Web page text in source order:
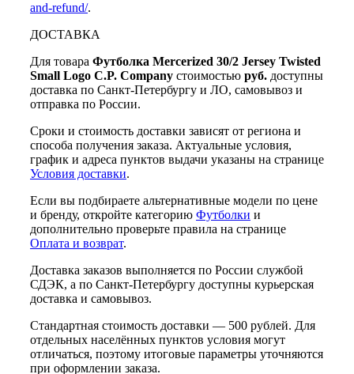
and-refund/.
ДОСТАВКА
Для товара Футболка Mercerized 30/2 Jersey Twisted
Small Logo C.P. Company стоимостью руб. доступны
доставка по Санкт-Петербургу и ЛО, самовывоз и
отправка по России.
Сроки и стоимость доставки зависят от региона и
способа получения заказа. Актуальные условия,
график и адреса пунктов выдачи указаны на странице
Условия доставки.
Если вы подбираете альтернативные модели по цене
и бренду, откройте категорию Футболки и
дополнительно проверьте правила на странице
Оплата и возврат.
Доставка заказов выполняется по России службой
СДЭК, а по Санкт-Петербургу доступны курьерская
доставка и самовывоз.
Стандартная стоимость доставки — 500 рублей. Для
отдельных населённых пунктов условия могут
отличаться, поэтому итоговые параметры уточняются
при оформлении заказа.